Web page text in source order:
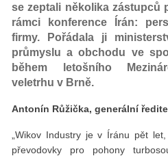
se zeptali několika zástupců
rámci konference Írán:
firmy. Pořádala ji
průmyslu a obchodu ve
během letošního
veletrhu v Brně.
Antonín Růžička, generální
„Wikov Industry je v Íránu pět
převodovky pro pohony